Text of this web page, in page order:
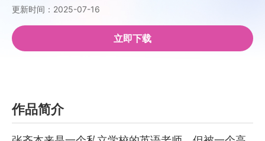
更新时间：2025-07-16
立即下载
作品简介